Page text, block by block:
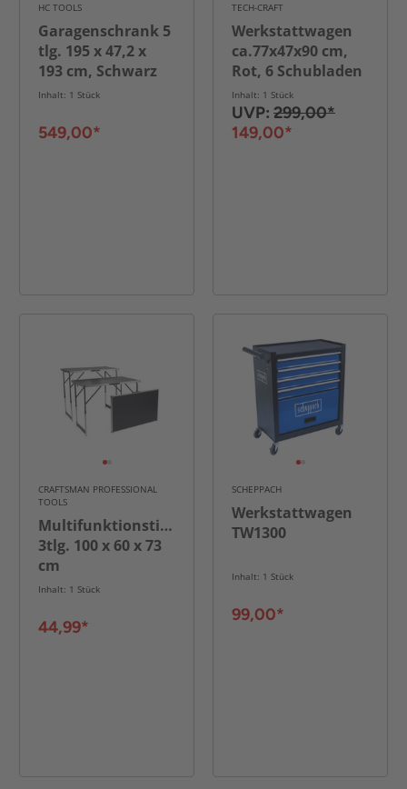
HC TOOLS
Garagenschrank 5
tlg. 195 x 47,2 x
193 cm, Schwarz
Inhalt: 1 Stück
549,00*
TECH-CRAFT
Werkstattwagen
ca.77x47x90 cm,
Rot, 6 Schubladen
Inhalt: 1 Stück
UVP: 299,00*
149,00*
CRAFTSMAN PROFESSIONAL
TOOLS
Multifunktionstisch
3tlg. 100 x 60 x 73
cm
Inhalt: 1 Stück
44,99*
SCHEPPACH
Werkstattwagen
TW1300
Inhalt: 1 Stück
99,00*